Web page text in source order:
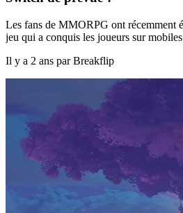
Les fans de MMORPG ont récemment
jeu qui a conquis les joueurs sur
Il y a 2 ans par Breakflip